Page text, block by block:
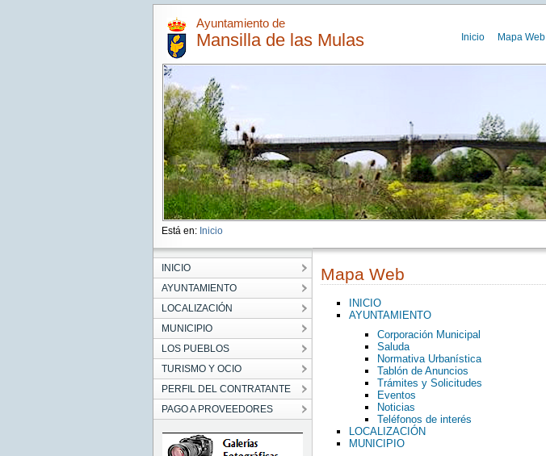
Ayuntamiento de
Mansilla de las Mulas Inicio Mapa Web
Está en: Inicio
INICIO
AYUNTAMIENTO
LOCALIZACIÓN
MUNICIPIO
LOS PUEBLOS
TURISMO Y OCIO
PERFIL DEL CONTRATANTE
PAGO A PROVEEDORES
Mapa Web
INICIO
AYUNTAMIENTO
Corporación Municipal
Saluda
Normativa Urbanística
Tablón de Anuncios
Trámites y Solicitudes
Eventos
Noticias
Teléfonos de interés
LOCALIZACIÓN
MUNICIPIO